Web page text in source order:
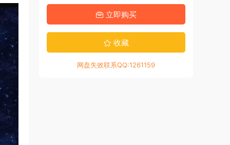
立即购买
收藏
网盘失效联系QQ:1261159